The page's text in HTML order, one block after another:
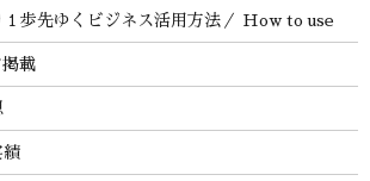
１歩先ゆくビジネス活用方法／ How to use
載